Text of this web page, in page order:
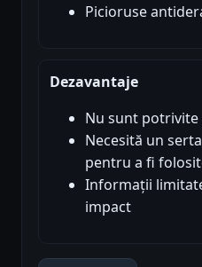
Picioruse
Dezavantaje
Nu sunt
Necesită un
pentru a fi
Informații
impact